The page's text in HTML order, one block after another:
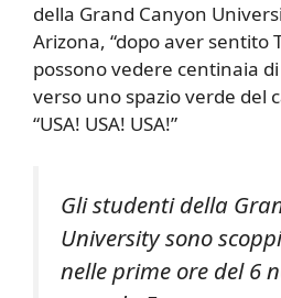
della Grand Canyon
Arizona, “dopo aver sentito
possono vedere centinaia
verso uno spazio verde del
“USA! USA! USA!”
Gli studenti della
University sono
nelle prime ore del 6